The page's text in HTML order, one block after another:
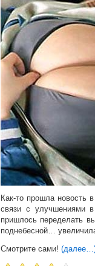
Как-то прошла новость
связи с улучшениями
пришлось переделать
поднебесной…
Смотрите сами!